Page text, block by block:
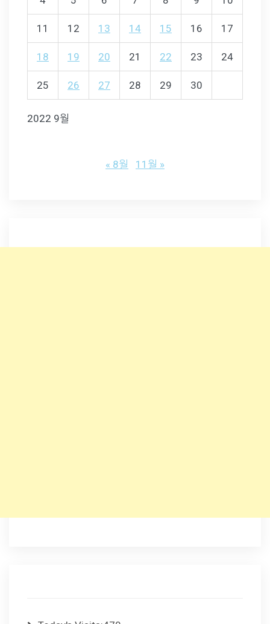
2022 9월
11 12 13 14 15 16 17
18 19 20 21 22 23 24
25 26 27 28 29 30
« 8월 11월 »